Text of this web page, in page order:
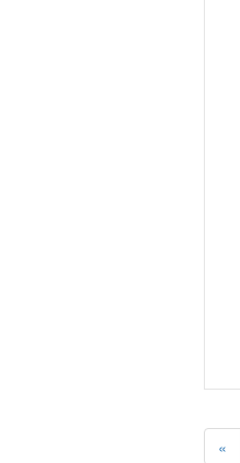
«